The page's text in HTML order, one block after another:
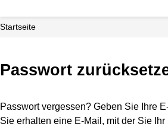
Startseite
Passwort
Passwort vergessen? Geben Sie Ihre
Sie erhalten eine E-Mail, mit der Sie